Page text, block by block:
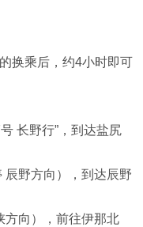
换乘后，约4小时即可
长野行”，到达盐尻
野方向），到达辰野
方向），前往伊那北